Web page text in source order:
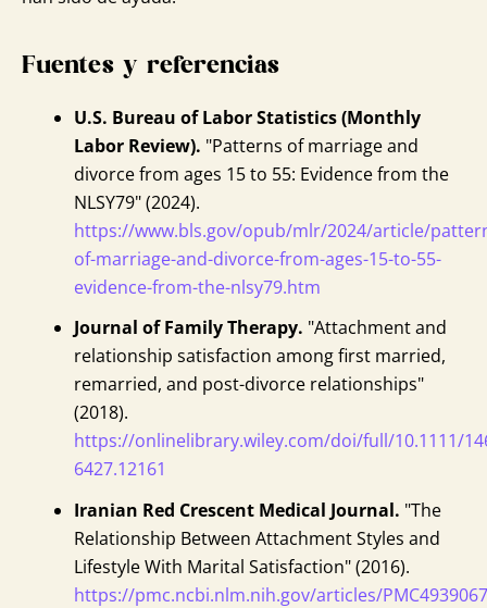
Fuentes y referencias
U.S. Bureau of Labor Statistics (Monthly
Labor Review). "Patterns of marriage and
divorce from ages 15 to 55: Evidence from the
NLSY79" (2024).
https://www.bls.gov/opub/mlr/2024/article/
of-marriage-and-divorce-from-ages-15-to-55-
evidence-from-the-nlsy79.htm
Journal of Family Therapy. "Attachment and
relationship satisfaction among first married,
remarried, and post-divorce relationships"
(2018).
https://onlinelibrary.wiley.com/doi/full/10.1111/
6427.12161
Iranian Red Crescent Medical Journal. "The
Relationship Between Attachment Styles and
Lifestyle With Marital Satisfaction" (2016).
https://pmc.ncbi.nlm.nih.gov/articles/